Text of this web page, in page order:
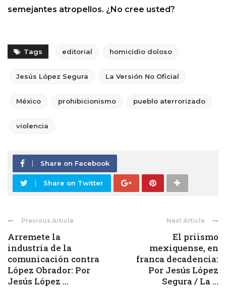
semejantes atropellos. ¿No cree usted?
Tags editorial homicidio doloso
Jesús López Segura La Versión No Oficial
México prohibicionismo pueblo aterrorizado
violencia
Share on Facebook
Share on Twitter
Previous Article
Arremete la
industria de la
comunicación contra
López Obrador: Por
Jesús López ...
Next Article
El priismo
mexiquense, en
franca decadencia:
Por Jesús López
Segura / La ...